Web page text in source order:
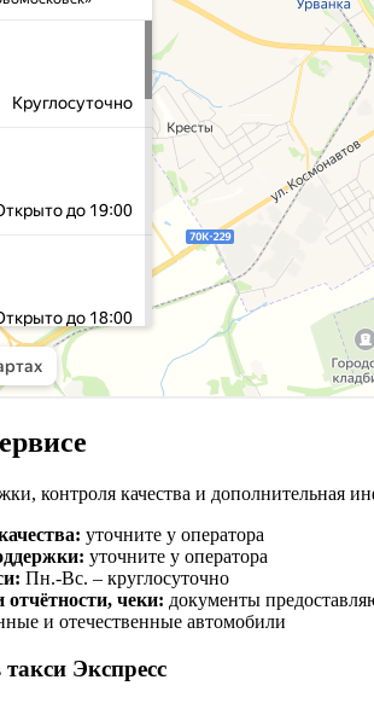
контроля качества и дополнительная
уточните у оператора
уточните у оператора
Пн.-Вс. – круглосуточно
чеки: документы
и отечественные автомобили
Экспресс